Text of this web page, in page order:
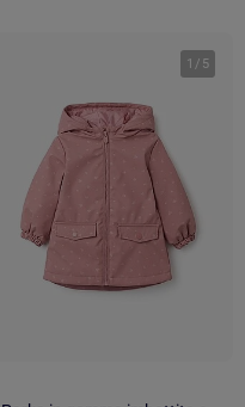
1 / 5